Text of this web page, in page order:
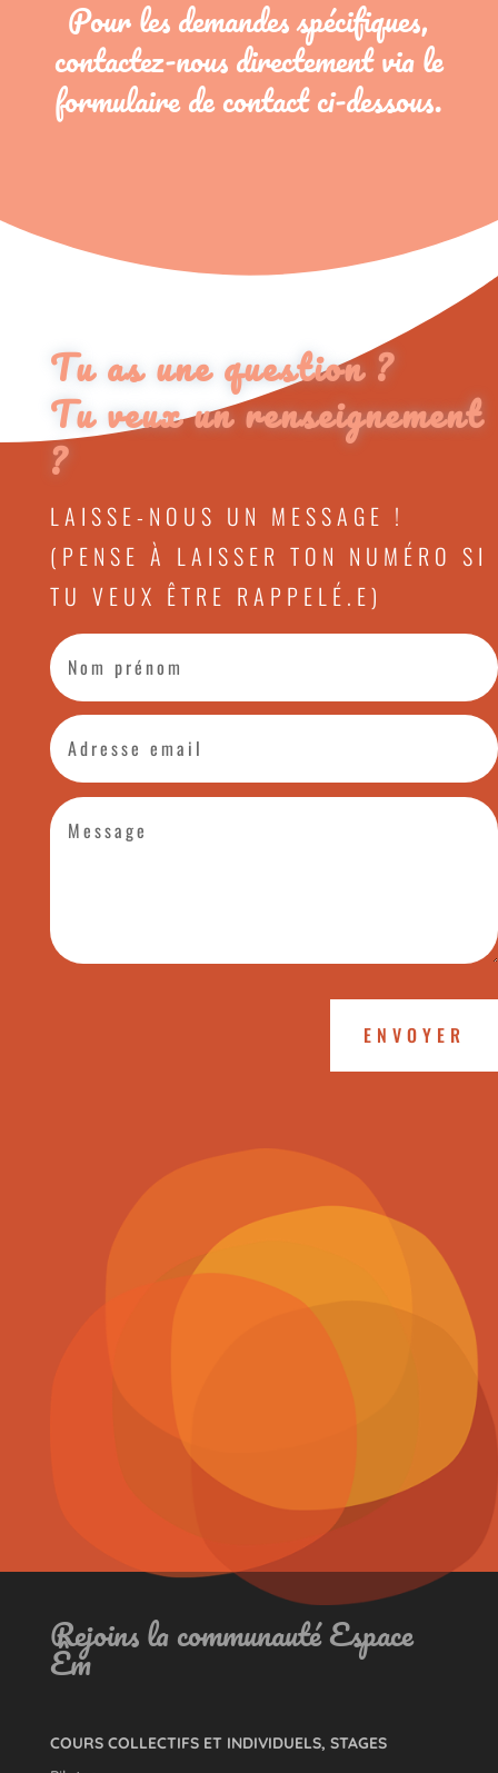
Pour les demandes spécifiques,
contactez-nous directement via le
formulaire de contact ci-dessous.
Tu as une question ?
Tu veux un renseignement
?
LAISSE-NOUS UN MESSAGE !
(PENSE À LAISSER TON NUMÉRO SI
TU VEUX ÊTRE RAPPELÉ.E)
ENVOYER
Rejoins la communauté Espace
Êm
COURS COLLECTIFS ET INDIVIDUELS, STAGES